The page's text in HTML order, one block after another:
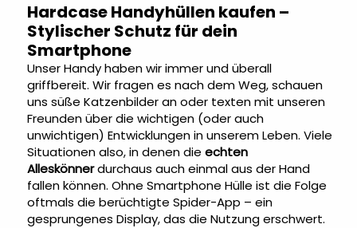
Hardcase Handyhüllen kaufen –
Stylischer Schutz für dein
Smartphone
Unser Handy haben wir immer und überall
griffbereit. Wir fragen es nach dem Weg, schauen
uns süße Katzenbilder an oder texten mit unseren
Freunden über die wichtigen (oder auch
unwichtigen) Entwicklungen in unserem Leben. Viele
Situationen also, in denen die echten
Alleskönnerdurchaus auch einmal aus der Hand
fallen können. Ohne Smartphone Hülle ist die Folge
oftmals die berüchtigte Spider-App – ein
gesprungenes Display, das die Nutzung erschwert.